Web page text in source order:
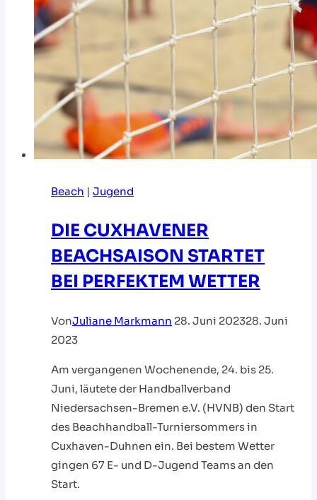
Beach | Jugend
DIE CUXHAVENER
BEACHSAISON STARTET
BEI PERFEKTEM WETTER
VonJuliane Markmann 28. Juni 202328. Juni
2023
Am vergangenen Wochenende, 24. bis 25.
Juni, läutete der Handballverband
Niedersachsen-Bremen e.V. (HVNB) den Start
des Beachhandball-Turniersommers in
Cuxhaven-Duhnen ein. Bei bestem Wetter
gingen 67 E- und D-Jugend Teams an den
Start.